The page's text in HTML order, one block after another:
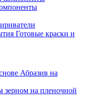
Готовые краски и
Абразив на